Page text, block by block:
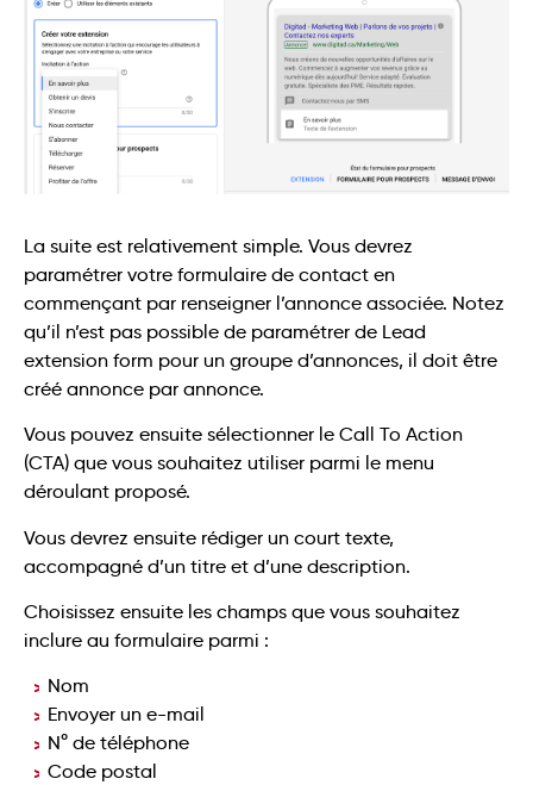
La suite est relativement simple. Vous devrez
paramétrer votre formulaire de contact en
commençant par renseigner l’annonce associée. Notez
qu’il n’est pas possible de paramétrer de Lead
extension form pour un groupe d’annonces, il doit être
créé annonce par annonce.
Vous pouvez ensuite sélectionner le Call To Action
(CTA) que vous souhaitez utiliser parmi le menu
déroulant proposé.
Vous devrez ensuite rédiger un court texte,
accompagné d’un titre et d’une description.
Choisissez ensuite les champs que vous souhaitez
inclure au formulaire parmi :
Nom
Envoyer un e-mail
N° de téléphone
Code postal